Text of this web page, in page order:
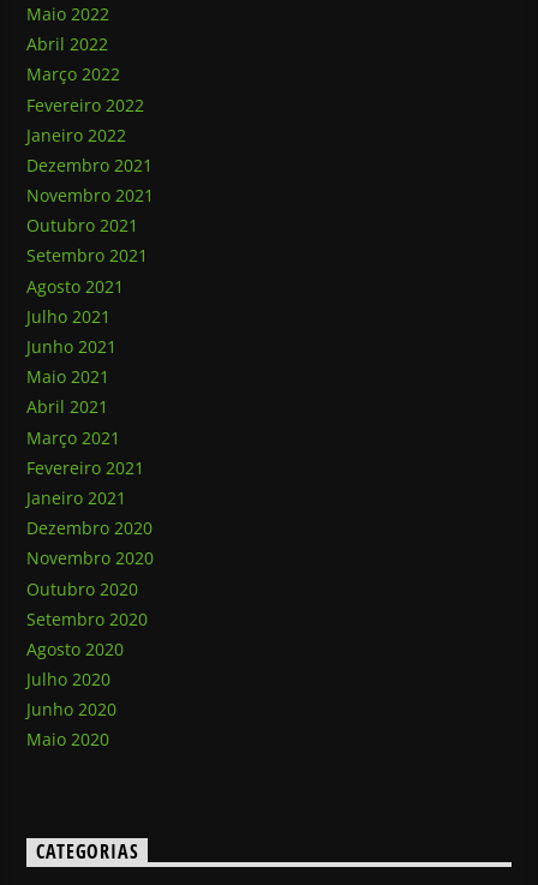
Maio 2022
Abril 2022
Março 2022
Fevereiro 2022
Janeiro 2022
Dezembro 2021
Novembro 2021
Outubro 2021
Setembro 2021
Agosto 2021
Julho 2021
Junho 2021
Maio 2021
Abril 2021
Março 2021
Fevereiro 2021
Janeiro 2021
Dezembro 2020
Novembro 2020
Outubro 2020
Setembro 2020
Agosto 2020
Julho 2020
Junho 2020
Maio 2020
CATEGORIAS